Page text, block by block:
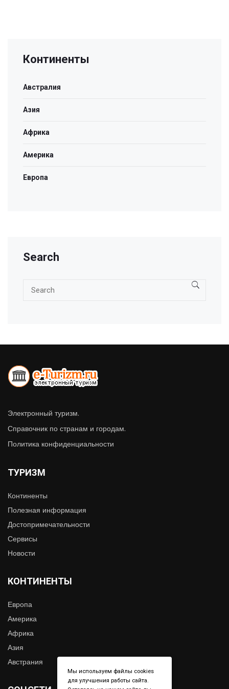
Континенты
Австралия
Азия
Африка
Америка
Европа
Search
Электронный туризм.
Справочник по странам и городам.
Политика конфиденциальности
ТУРИЗМ
Континенты
Полезная информация
Достопримечательности
Сервисы
Новости
КОНТИНЕНТЫ
Европа
Америка
Африка
Азия
Австрания
Мы используем файлы cookies
для улучшения работы сайта.